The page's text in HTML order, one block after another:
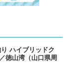
ハイブリッドク
徳山湾（山口県周